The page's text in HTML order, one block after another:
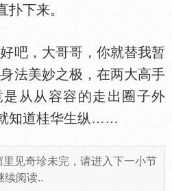
下来。
吧，大哥哥，你就替我暂
法美妙之极，在两大高手
从从容容的走出圈子外
知道桂华生纵……
见奇珍未完，请进入下一小节
续阅读..